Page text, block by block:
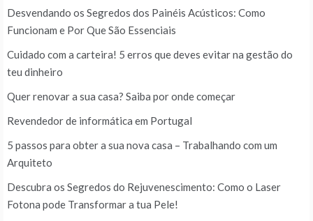
Desvendando os Segredos dos Painéis Acústicos: Como
Funcionam e Por Que São Essenciais
Cuidado com a carteira! 5 erros que deves evitar na gestão do
teu dinheiro
Quer renovar a sua casa? Saiba por onde começar
Revendedor de informática em Portugal
5 passos para obter a sua nova casa – Trabalhando com um
Arquiteto
Descubra os Segredos do Rejuvenescimento: Como o Laser
Fotona pode Transformar a tua Pele!